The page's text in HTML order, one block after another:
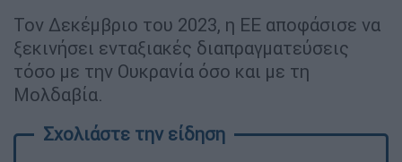
Τον Δεκέμβριο του 2023, η ΕΕ αποφάσισε να
ξεκινήσει ενταξιακές διαπραγματεύσεις
τόσο με την Ουκρανία όσο και με τη
Μολδαβία.